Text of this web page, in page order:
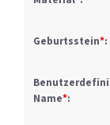
Geburtsstein*:
Name*: